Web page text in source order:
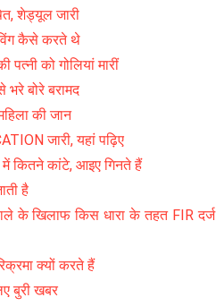
शेड्यूल जारी
कैसे करते थे
पत्नी को गोलियां मारीं
भरे बोरे बरामद
की जान
जारी, यहां पढ़िए
में कितने कांटे, आइए गिनते हैं
है
के खिलाफ किस धारा के तहत FIR दर्ज
क्यों करते हैं
बुरी खबर